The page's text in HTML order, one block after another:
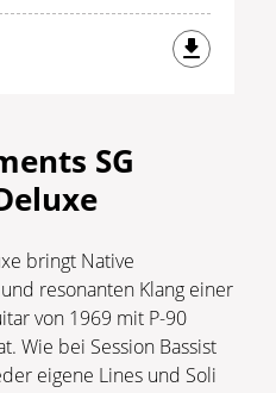
SG
bringt Native
resonanten Klang einer
von 1969 mit P-90
Wie bei Session Bassist
eigene Lines und Soli